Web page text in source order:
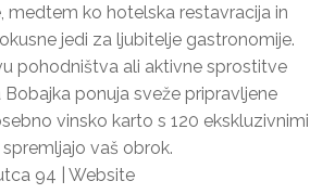
medtem ko hotelska restavracija in
jedi za ljubitelje gastronomije.
pohodništva ali aktivne sprostitve
ponuja sveže pripravljene
vinsko karto s 120 ekskluzivnimi
vaš obrok.
94 | Website